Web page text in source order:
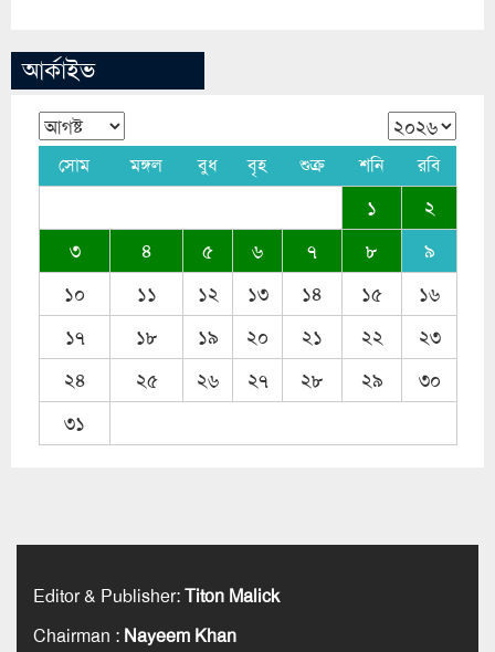
আর্কাইভ
সোম মঙ্গল বুধ বৃহ শুক্র শনি রবি
১
২
৩
৪ ৫ ৬ ৭ ৮
৯
১০
১১ ১২ ১৩ ১৪ ১৫
১৬
১৭
১৮ ১৯ ২০ ২১ ২২
২৩
২৪
২৫ ২৬ ২৭ ২৮ ২৯
৩০
৩১
Editor & Publisher:Titon Malick
Chairman : Nayeem Khan